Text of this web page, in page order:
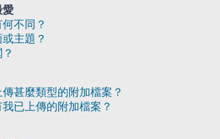
愛
不同？
主題？
甚麼類型的附加檔案？
已上傳的附加檔案？